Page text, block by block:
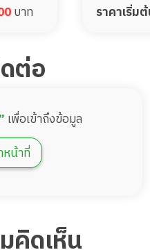
บาท
ราคาเริ่ม
ต่อ
เพื่อเข้าถึงข้อมูล
หน้าที่
คิดเห็น